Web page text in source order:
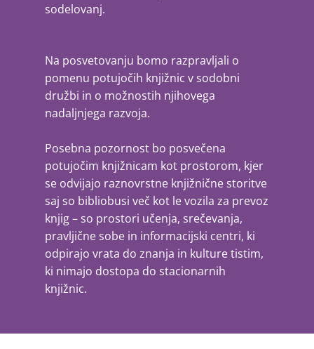
sodelovanj.
Na posvetovanju bomo razpravljali o
pomenu potujočih knjižnic v sodobni
družbi in o možnostih njihovega
nadaljnjega razvoja.
Posebna pozornost bo posvečena
potujočim knjižnicam kot prostorom, kjer
se odvijajo raznovrstne knjižnične storitve
saj so bibliobusi več kot le vozila za prevoz
knjig – so prostori učenja, srečevanja,
pravljične sobe in informacijski centri, ki
odpirajo vrata do znanja in kulture tistim,
ki nimajo dostopa do stacionarnih
knjižnic.